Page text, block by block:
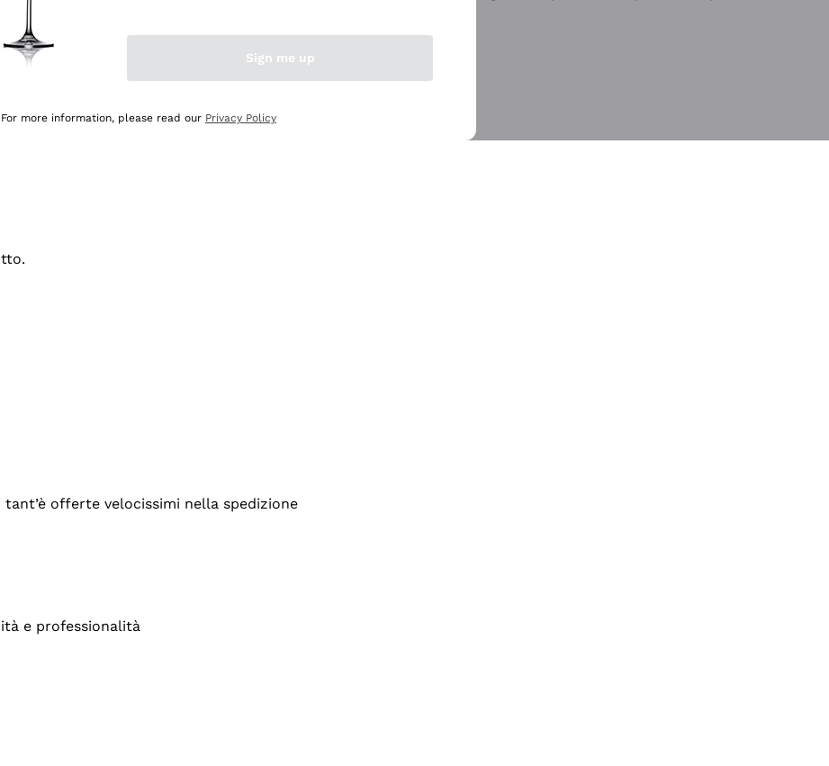
e lo consiglio! 👍
offerte velocissimi nella spedizione
e professionalità
Sign me up
For more information, please read our Privacy Policy